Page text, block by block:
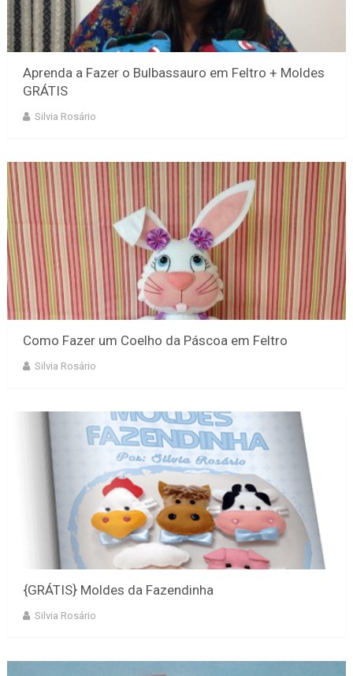
Aprenda a Fazer o Bulbassauro em Feltro + Moldes
GRÁTIS
Silvia Rosário
Como Fazer um Coelho da Páscoa em Feltro
Silvia Rosário
{GRÁTIS} Moldes da Fazendinha
Silvia Rosário